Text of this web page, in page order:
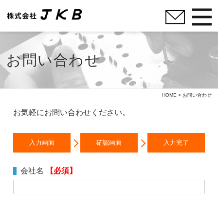
お問い合わせ
HOME > お問い合わせ
お気軽にお問い合わせください。
入力画面 確認画面 入力完了
会社名 【必須】